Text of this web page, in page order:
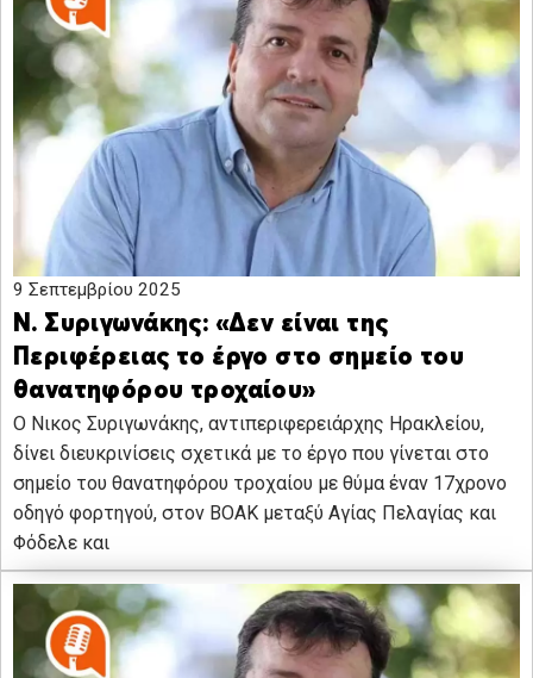
9 Σεπτεμβρίου 2025
Ν. Συριγωνάκης: «Δεν είναι της
Περιφέρειας το έργο στο σημείο του
θανατηφόρου τροχαίου»
Ο Νικος Συριγωνάκης, αντιπεριφερειάρχης Ηρακλείου,
δίνει διευκρινίσεις σχετικά με το έργο που γίνεται στο
σημείο του θανατηφόρου τροχαίου με θύμα έναν 17χρονο
οδηγό φορτηγού, στον ΒΟΑΚ μεταξύ Αγίας Πελαγίας και
Φόδελε και